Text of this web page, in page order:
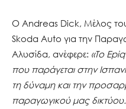
Ο Andreas Dick, Μέλος του
Skoda Auto για την
Αλυσίδα, ανέφερε: «Το
που παράγεται στην
τη δύναμη και την
παραγωγικού μας